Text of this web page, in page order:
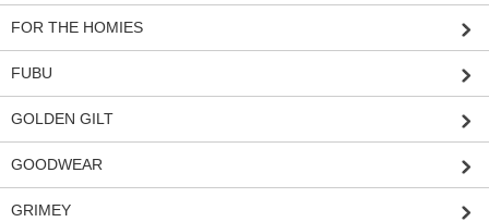
FOR THE HOMIES
FUBU
GOLDEN GILT
GOODWEAR
GRIMEY